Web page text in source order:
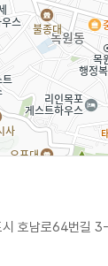
시 호남로64번길